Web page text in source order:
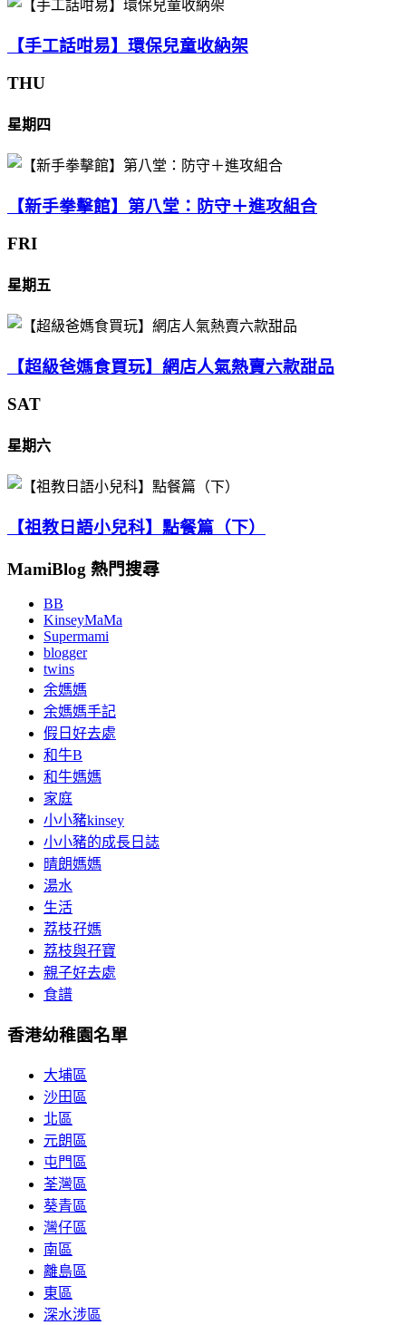
【手工話咁易】環保兒童收納架
THU
星期四
【新手拳擊館】第八堂：防守＋進攻組合
FRI
星期五
【超級爸媽食買玩】網店人氣熱賣六款甜品
SAT
星期六
【祖教日語小兒科】點餐篇（下）
MamiBlog 熱門搜尋
BB
KinseyMaMa
Supermami
blogger
twins
余媽媽
余媽媽手記
假日好去處
和牛B
和牛媽媽
家庭
小小豬kinsey
小小豬的成長日誌
晴朗媽媽
湯水
生活
荔枝孖媽
荔枝與孖寶
親子好去處
食譜
香港幼稚園名單
大埔區
沙田區
北區
元朗區
屯門區
荃灣區
葵青區
灣仔區
南區
離島區
東區
深水涉區